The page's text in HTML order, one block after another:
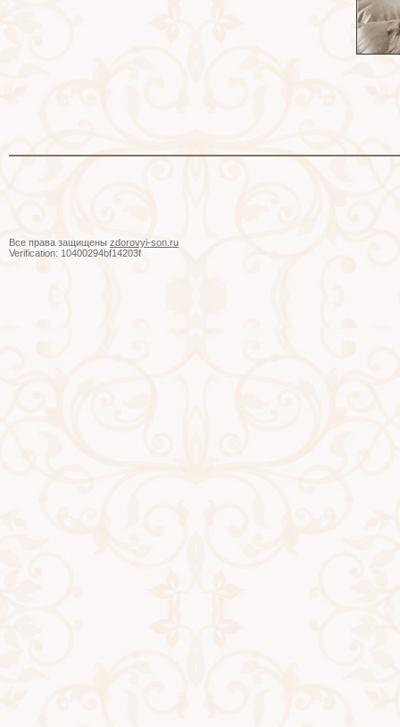
Все права защищены zdorovyi-son.ru
Verification: 10400294bf14203f